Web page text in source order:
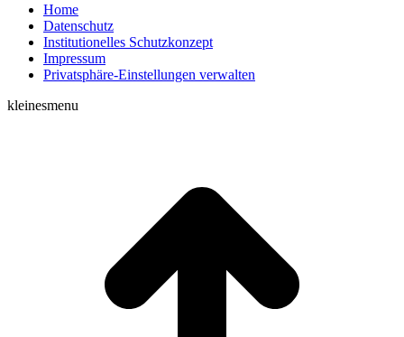
Home
Datenschutz
Institutionelles Schutzkonzept
Impressum
Privatsphäre-Einstellungen verwalten
kleinesmenu